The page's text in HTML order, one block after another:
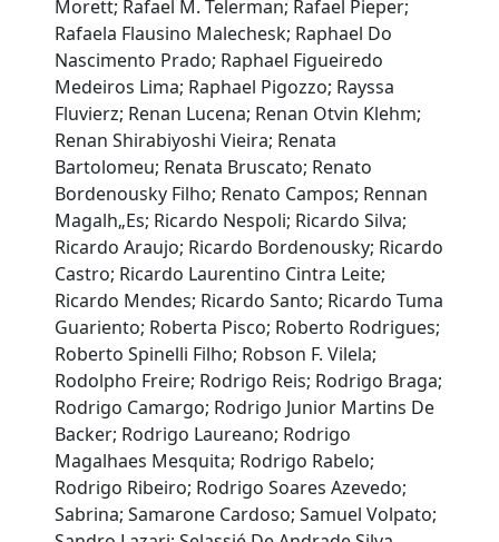
Morett; Rafael M. Telerman; Rafael Pieper;
Rafaela Flausino Malechesk; Raphael Do
Nascimento Prado; Raphael Figueiredo
Medeiros Lima; Raphael Pigozzo; Rayssa
Fluvierz; Renan Lucena; Renan Otvin Klehm;
Renan Shirabiyoshi Vieira; Renata
Bartolomeu; Renata Bruscato; Renato
Bordenousky Filho; Renato Campos; Rennan
Magalh„Es; Ricardo Nespoli; Ricardo Silva;
Ricardo Araujo; Ricardo Bordenousky; Ricardo
Castro; Ricardo Laurentino Cintra Leite;
Ricardo Mendes; Ricardo Santo; Ricardo Tuma
Guariento; Roberta Pisco; Roberto Rodrigues;
Roberto Spinelli Filho; Robson F. Vilela;
Rodolpho Freire; Rodrigo Reis; Rodrigo Braga;
Rodrigo Camargo; Rodrigo Junior Martins De
Backer; Rodrigo Laureano; Rodrigo
Magalhaes Mesquita; Rodrigo Rabelo;
Rodrigo Ribeiro; Rodrigo Soares Azevedo;
Sabrina; Samarone Cardoso; Samuel Volpato;